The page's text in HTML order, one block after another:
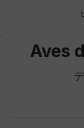
Aves